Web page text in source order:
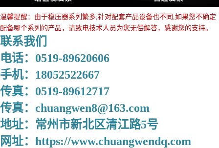
温馨提醒：由于稳压器系列繁多,针对配套产品设备也不同,如果您不确定
配备哪个系列的产品，请致电技术人员为您无偿解答，感谢您的支持。
联系我们
电话：0519-89620606
手机：18052522667
传真：0519-89612717
传真：chuangwen8@163.com
地址：常州市新北区清江路5号
网址：https://www.chuangwendq.com